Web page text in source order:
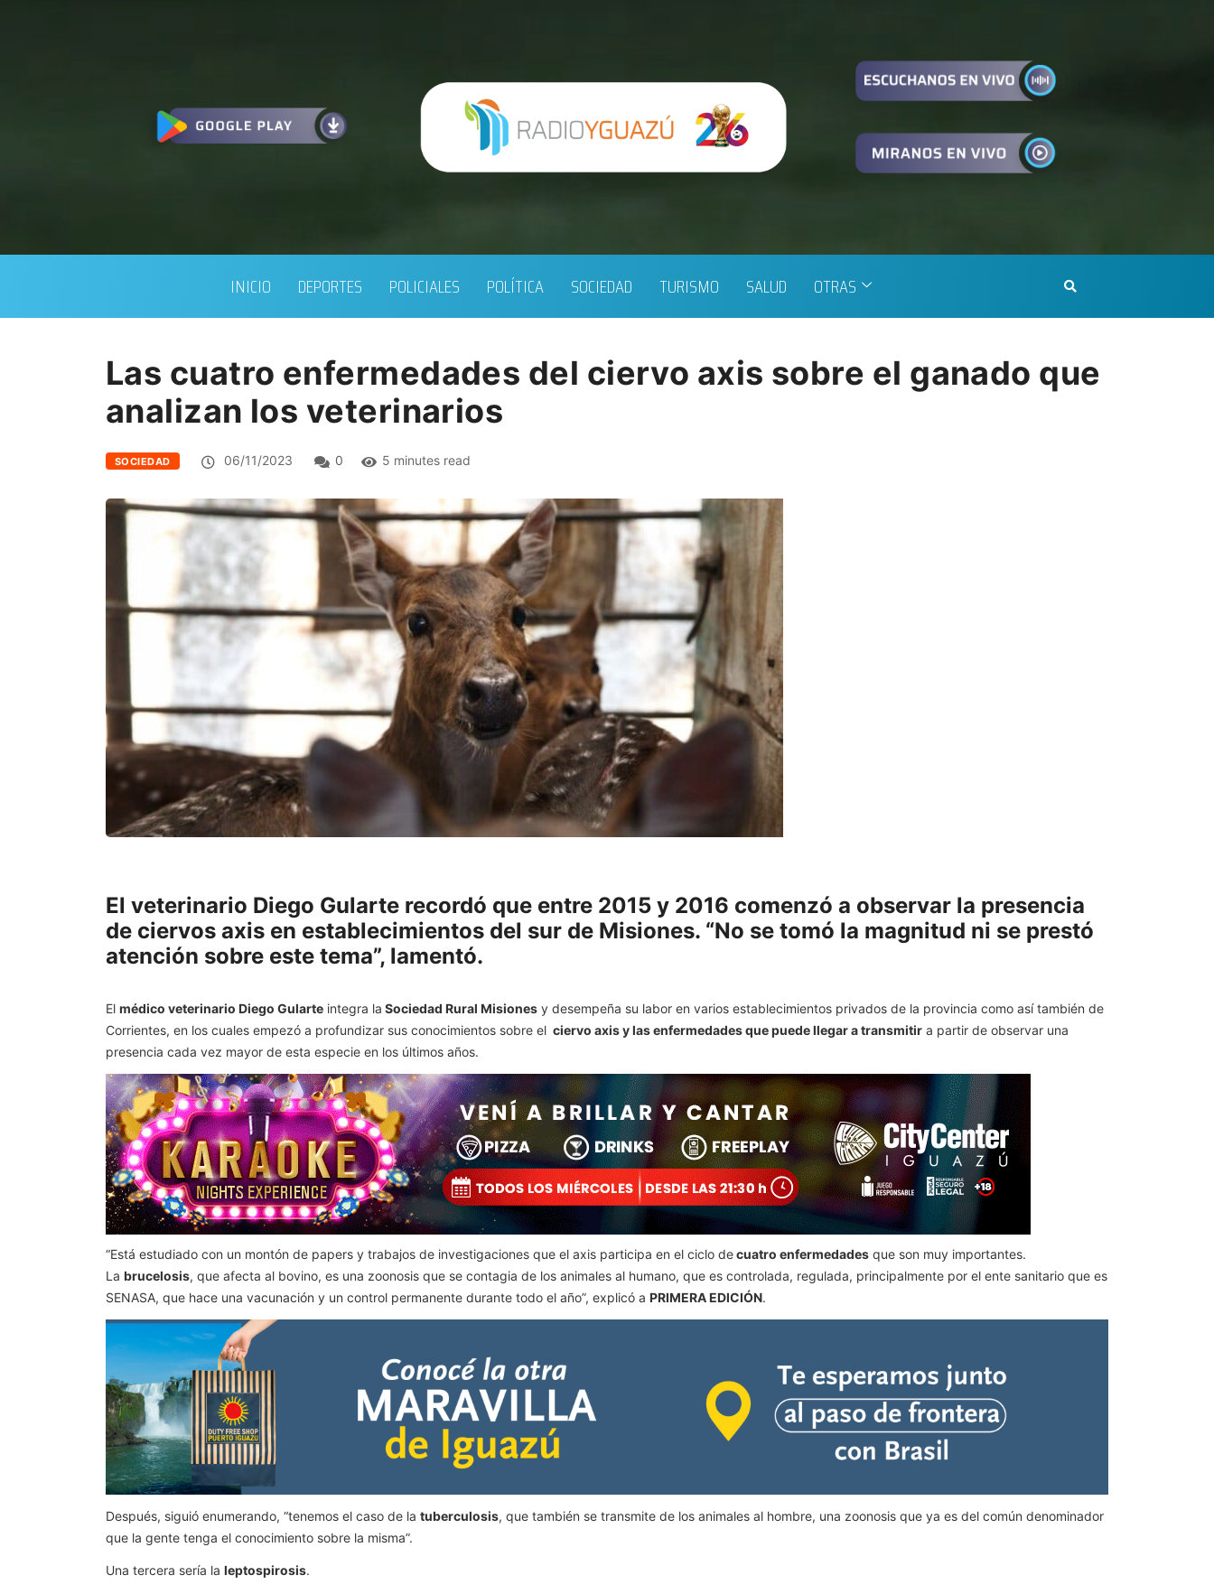
INICIO DEPORTES POLICIALES POLÍTICA SOCIEDAD TURISMO SALUD OTRAS
Las cuatro enfermedades del ciervo axis sobre el ganado que
analizan los veterinarios
SOCIEDAD 06/11/2023 0 5 minutes read
El veterinario Diego Gularte recordó que entre 2015 y 2016 comenzó a observar la presencia
de ciervos axis en establecimientos del sur de Misiones. “No se tomó la magnitud ni se prestó
atención sobre este tema”, lamentó.
El médico veterinario Diego Gularte integra la Sociedad Rural Misiones y desempeña su labor en varios establecimientos privados de la provincia como así también de
Corrientes, en los cuales empezó a profundizar sus conocimientos sobre el ciervo axis y las enfermedades que puede llegar a transmitir a partir de observar una
presencia cada vez mayor de esta especie en los últimos años.
“Está estudiado con un montón de papers y trabajos de investigaciones que el axis participa en el ciclo decuatro enfermedades que son muy importantes.
La brucelosis, que afecta al bovino, es una zoonosis que se contagia de los animales al humano, que es controlada, regulada, principalmente por el ente sanitario que es
SENASA, que hace una vacunación y un control permanente durante todo el año”, explicó a PRIMERA EDICIÓN.
Después, siguió enumerando, “tenemos el caso de la tuberculosis, que también se transmite de los animales al hombre, una zoonosis que ya es del común denominador
que la gente tenga el conocimiento sobre la misma”.
Una tercera sería la leptospirosis.